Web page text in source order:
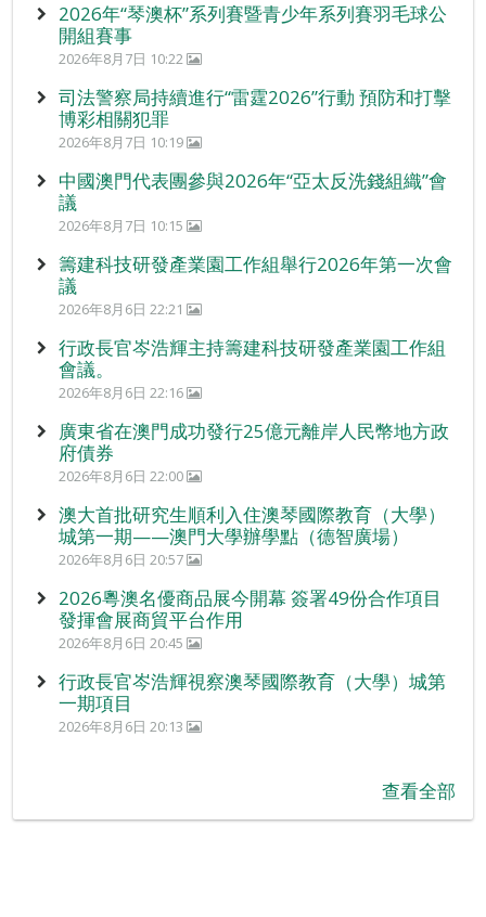
2026年“琴澳杯”系列賽暨青少年系列賽羽毛球公
開組賽事
2026年8月7日 10:22
司法警察局持續進行“雷霆2026”行動 預防和打擊
博彩相關犯罪
2026年8月7日 10:19
中國澳門代表團參與2026年“亞太反洗錢組織”會
議
2026年8月7日 10:15
籌建科技研發產業園工作組舉行2026年第一次會
議
2026年8月6日 22:21
行政長官岑浩輝主持籌建科技研發產業園工作組
會議。
2026年8月6日 22:16
廣東省在澳門成功發行25億元離岸人民幣地方政
府債券
2026年8月6日 22:00
澳大首批研究生順利入住澳琴國際教育（大學）
城第一期——澳門大學辦學點（德智廣場）
2026年8月6日 20:57
2026粵澳名優商品展今開幕 簽署49份合作項目
發揮會展商貿平台作用
2026年8月6日 20:45
行政長官岑浩輝視察澳琴國際教育（大學）城第
一期項目
2026年8月6日 20:13
查看全部